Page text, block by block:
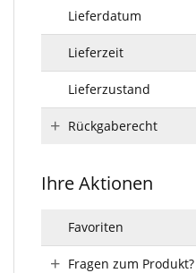
Lieferdatum
Lieferzeit
Lieferzustand
Rückgaberecht
Ihre Aktionen
Favoriten
Fragen zum Produkt?